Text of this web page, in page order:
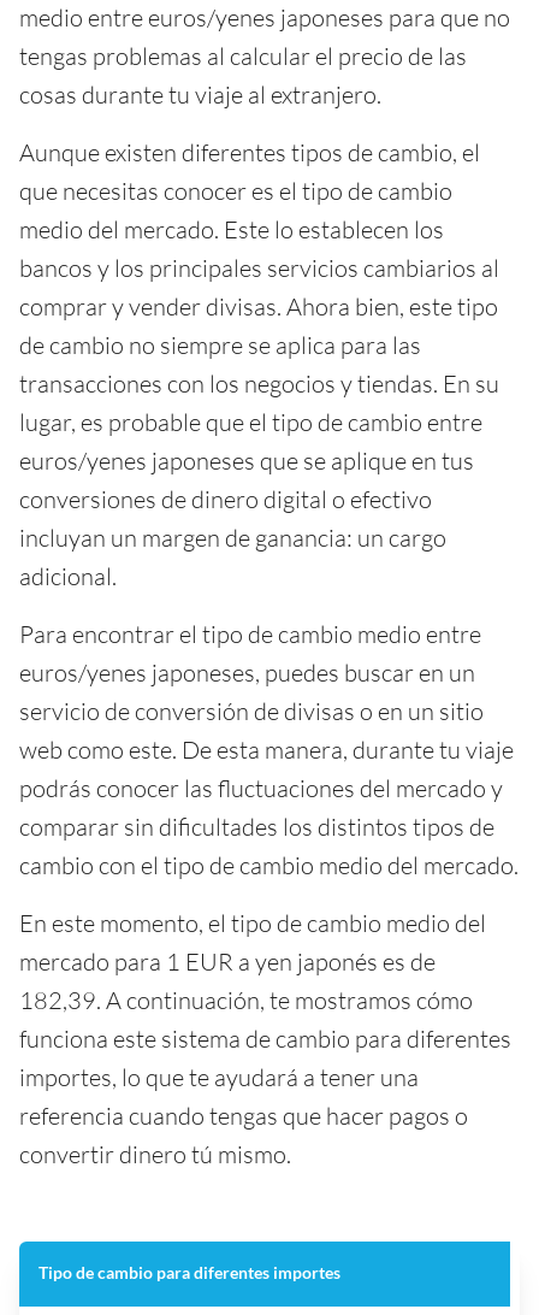
medio entre euros/yenes japoneses para que no
tengas problemas al calcular el precio de las
cosas durante tu viaje al extranjero.
Aunque existen diferentes tipos de cambio, el
que necesitas conocer es el tipo de cambio
medio del mercado. Este lo establecen los
bancos y los principales servicios cambiarios al
comprar y vender divisas. Ahora bien, este tipo
de cambio no siempre se aplica para las
transacciones con los negocios y tiendas. En su
lugar, es probable que el tipo de cambio entre
euros/yenes japoneses que se aplique en tus
conversiones de dinero digital o efectivo
incluyan un margen de ganancia: un cargo
adicional.
Para encontrar el tipo de cambio medio entre
euros/yenes japoneses, puedes buscar en un
servicio de conversión de divisas o en un sitio
web como este. De esta manera, durante tu viaje
podrás conocer las fluctuaciones del mercado y
comparar sin dificultades los distintos tipos de
cambio con el tipo de cambio medio del mercado.
En este momento, el tipo de cambio medio del
mercado para 1 EUR a yen japonés es de
182,39. A continuación, te mostramos cómo
funciona este sistema de cambio para diferentes
importes, lo que te ayudará a tener una
referencia cuando tengas que hacer pagos o
convertir dinero tú mismo.
Tipo de cambio para diferentes importes